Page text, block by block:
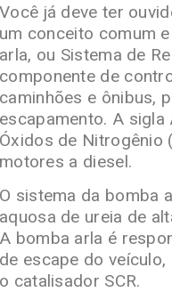
Você já deve ter
um conceito comum
arla, ou Sistema de
componente de
caminhões e ônibus,
escapamento. A
Óxidos de Nitrogênio
motores a diesel.
O sistema da bomba
aquosa de ureia de
A bomba arla é
de escape do
o catalisador SCR.